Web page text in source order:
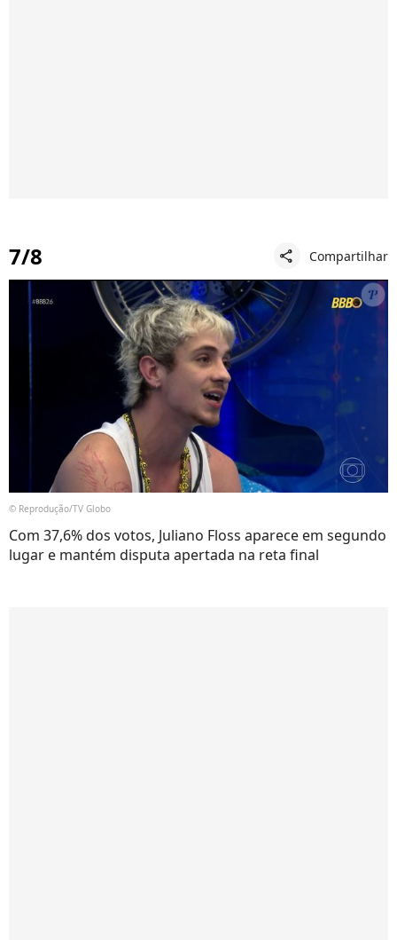
7/8 share Compartilhar
© Reprodução/TV Globo
Com 37,6% dos votos, Juliano Floss aparece em segundo
lugar e mantém disputa apertada na reta final